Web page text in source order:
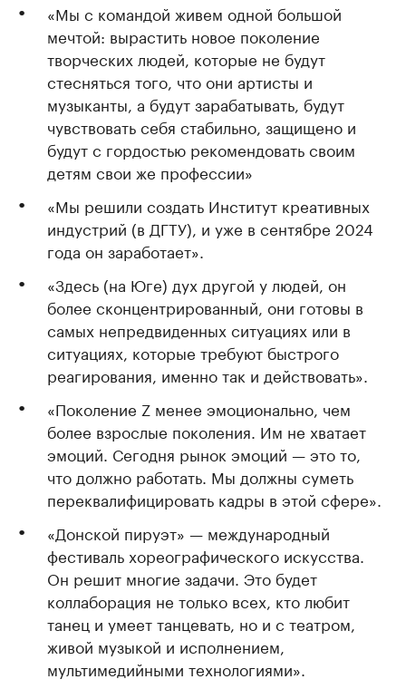
«Мы с командой живем одной большой
мечтой: вырастить новое поколение
творческих людей, которые не будут
стесняться того, что они артисты и
музыканты, а будут зарабатывать, будут
чувствовать себя стабильно, защищено и
будут с гордостью рекомендовать своим
детям свои же профессии»
«Мы решили создать Институт креативных
индустрий (в ДГТУ), и уже в сентябре 2024
года он заработает».
«Здесь (на Юге) дух другой у людей, он
более сконцентрированный, они готовы в
самых непредвиденных ситуациях или в
ситуациях, которые требуют быстрого
реагирования, именно так и действовать».
«Поколение Z менее эмоционально, чем
более взрослые поколения. Им не хватает
эмоций. Сегодня рынок эмоций — это то,
что должно работать. Мы должны суметь
переквалифицировать кадры в этой сфере».
«Донской пируэт» — международный
фестиваль хореографического искусства.
Он решит многие задачи. Это будет
коллаборация не только всех, кто любит
танец и умеет танцевать, но и с театром,
живой музыкой и исполнением,
мультимедийными технологиями».